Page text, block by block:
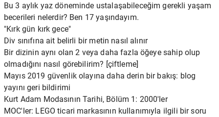
Bu 3 aylık yaz döneminde ustalaşabileceğim gerekli yaşam
becerileri nelerdir? Ben 17 yaşındayım.
"Kırk gün kırk gece"
Div sınıfına ait belirli bir metin nasıl alınır
Bir dizinin aynı olan 2 veya daha fazla öğeye sahip olup
olmadığını nasıl görebilirim? [çiftleme]
Mayıs 2019 güvenlik olayına daha derin bir bakış: blog
yayını geri bildirimi
Kurt Adam Modasının Tarihi, Bölüm 1: 2000'ler
MOC'ler: LEGO ticari markasının kullanımıyla ilgili bir soru